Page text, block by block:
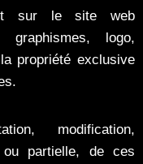
sur le site web
logo,
propriété exclusive
modification,
ou partielle, de ces